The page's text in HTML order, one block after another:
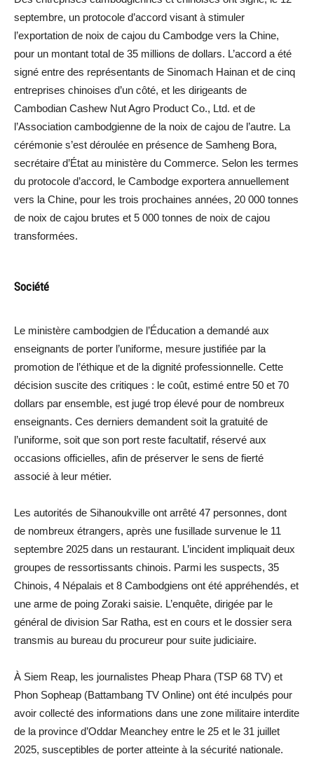
septembre, un protocole d’accord visant à stimuler
l’exportation de noix de cajou du Cambodge vers la Chine,
pour un montant total de 35 millions de dollars. L’accord a été
signé entre des représentants de Sinomach Hainan et de cinq
entreprises chinoises d’un côté, et les dirigeants de
Cambodian Cashew Nut Agro Product Co., Ltd. et de
l’Association cambodgienne de la noix de cajou de l’autre. La
cérémonie s’est déroulée en présence de Samheng Bora,
secrétaire d’État au ministère du Commerce. Selon les termes
du protocole d’accord, le Cambodge exportera annuellement
vers la Chine, pour les trois prochaines années, 20 000 tonnes
de noix de cajou brutes et 5 000 tonnes de noix de cajou
transformées.
Société
Le ministère cambodgien de l’Éducation a demandé aux
enseignants de porter l’uniforme, mesure justifiée par la
promotion de l’éthique et de la dignité professionnelle. Cette
décision suscite des critiques : le coût, estimé entre 50 et 70
dollars par ensemble, est jugé trop élevé pour de nombreux
enseignants. Ces derniers demandent soit la gratuité de
l’uniforme, soit que son port reste facultatif, réservé aux
occasions officielles, afin de préserver le sens de fierté
associé à leur métier.
Les autorités de Sihanoukville ont arrêté 47 personnes, dont
de nombreux étrangers, après une fusillade survenue le 11
septembre 2025 dans un restaurant. L’incident impliquait deux
groupes de ressortissants chinois. Parmi les suspects, 35
Chinois, 4 Népalais et 8 Cambodgiens ont été appréhendés, et
une arme de poing Zoraki saisie. L’enquête, dirigée par le
général de division Sar Ratha, est en cours et le dossier sera
transmis au bureau du procureur pour suite judiciaire.
À Siem Reap, les journalistes Pheap Phara (TSP 68 TV) et
Phon Sopheap (Battambang TV Online) ont été inculpés pour
avoir collecté des informations dans une zone militaire interdite
de la province d’Oddar Meanchey entre le 25 et le 31 juillet
2025, susceptibles de porter atteinte à la sécurité nationale.